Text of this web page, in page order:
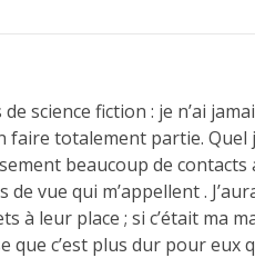
science fiction : je n’ai
faire totalement partie.
beaucoup de contacts
vue qui m’appellent .
à leur place ; si c’était ma
que c’est plus dur pour eux